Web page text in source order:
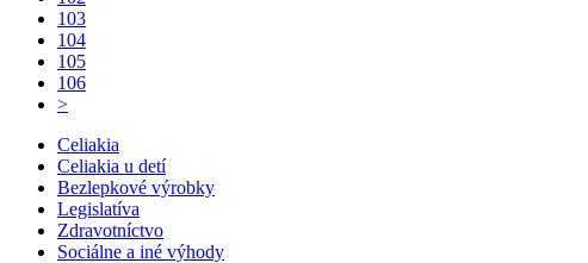
103
104
105
106
>
Celiakia
Celiakia u detí
Bezlepkové výrobky
Legislatíva
Zdravotníctvo
Sociálne a iné výhody